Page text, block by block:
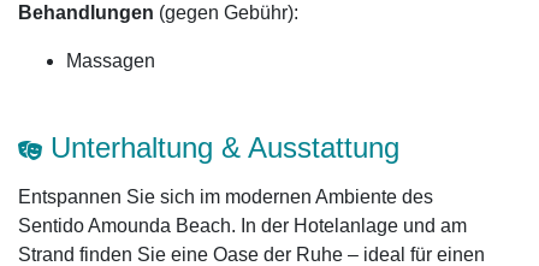
Behandlungen (gegen Gebühr):
Massagen
Unterhaltung & Ausstattung
Entspannen Sie sich im modernen Ambiente des
Sentido Amounda Beach. In der Hotelanlage und am
Strand finden Sie eine Oase der Ruhe – ideal für einen